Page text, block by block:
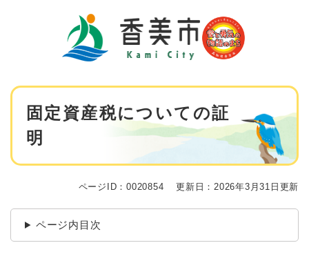
本
固定資産税についての証
明
ページID：0020854 更新日：2026年3月31日更新
ページ内目次